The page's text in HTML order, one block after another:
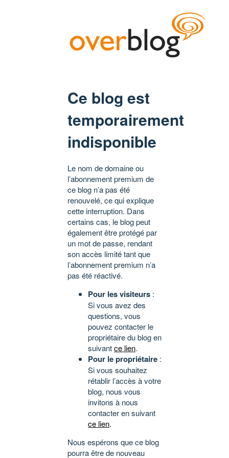
Ce blog est
temporairement
indisponible
Le nom de domaine ou
l’abonnement premium de
ce blog n’a pas été
renouvelé, ce qui explique
cette interruption. Dans
certains cas, le blog peut
également être protégé par
un mot de passe, rendant
son accès limité tant que
l’abonnement premium n’a
pas été réactivé.
Pour les visiteurs :
Si vous avez des
questions, vous
pouvez contacter le
propriétaire du blog en
suivantce lien.
Pour le propriétaire :
Si vous souhaitez
rétablir l’accès à votre
blog, nous vous
invitons à nous
contacter en suivant
ce lien.
Nous espérons que ce blog
pourra être de nouveau